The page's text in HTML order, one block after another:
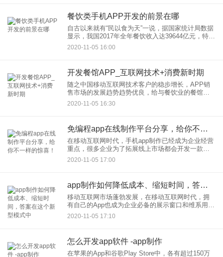
餐饮类手机APP开发的前景在哪
自古以来就有“民以食为天”一说，据国家统计局数据
显示，我国2017年全年餐饮收入达39644亿元，特别
是现在，通过手机点餐已经成为生活的一部分，如
果没有自己的平台，那么必将失去大部分利润。餐
2020-11-05 16:00
开发餐馆APP_互联网技术+消费新时期
随之中国移动互联网技术客户的稳步增长，APP销
售市场的发展趋势趋势优良，给与餐饮业的餐馆
APP开发设计随之时期的发展趋势应时而生。现阶
段人们的销售市场刚开始踏入“互联网技术+”时期，
2020-11-05 16:30
免编程app在线制作平台分享，给你不一样的惊喜！
在移动互联网时代，手机app制作已经成为企业经营
重点，很多企业为了拓展线上市场都会开发一款自
己的手机app软件。但是又没有专业的软件开发团
队，如果找外包公司去开发，又觉得常常会遇到不
2020-11-05 17:00
app制作如何降低成本、缩短时间，答案在这个新型模式中
移动互联网市场蓬勃发展，在移动互联网时代，拥
有自己的App也成为企业必备的展示窗口和维系用户
的平台，是每个企业布局移动营销的“入场券”。很多
大型企业直接外包给定制App制作的公司，一般一年
2020-11-05 17:10
怎么开发app软件 -app制作
在苹果的App和谷歌Play Store中，各有超过150万